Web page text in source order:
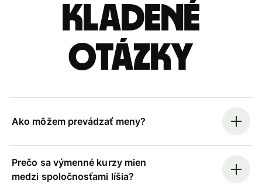
kladené
otázky
Ako môžem prevádzať meny?
Prečo sa výmenné kurzy mien
medzi spoločnosťami líšia?